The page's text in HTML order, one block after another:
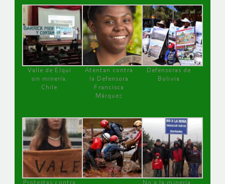
Valle de Elqui
sin minería.
Chile
Atentan contra
la Defensora
Francisca
Márquez
Defensoras de
Bolivia